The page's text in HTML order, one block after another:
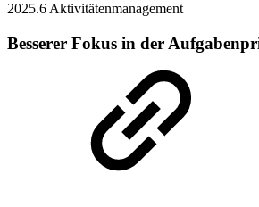
2025.6 Aktivitätenmanagement
Besserer Fokus in der